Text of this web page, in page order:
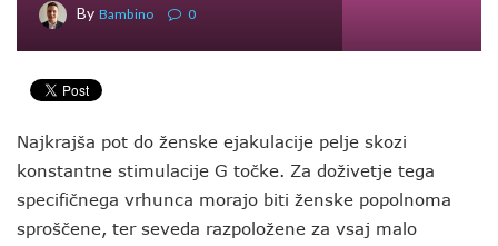
By Bambino 0
Najkrajša pot do ženske ejakulacije pelje skozi
konstantne stimulacije G točke. Za doživetje tega
specifičnega vrhunca morajo biti ženske popolnoma
sproščene, ter seveda razpoložene za vsaj malo